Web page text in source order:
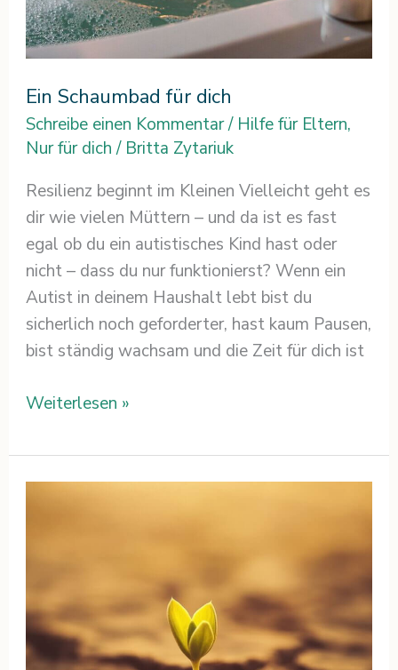
Ein Schaumbad für dich
Schreibe einen Kommentar/ Hilfe für Eltern,
Nur für dich/ Britta Zytariuk
Resilienz beginnt im Kleinen Vielleicht geht es
dir wie vielen Müttern – und da ist es fast
egal ob du ein autistisches Kind hast oder
nicht – dass du nur funktionierst? Wenn ein
Autist in deinem Haushalt lebt bist du
sicherlich noch geforderter, hast kaum Pausen,
bist ständig wachsam und die Zeit für dich ist
Weiterlesen »